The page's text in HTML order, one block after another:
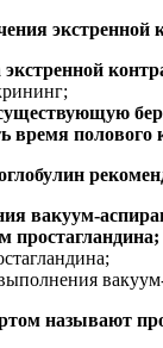
экстренной
время полового
вакуум-
простагландина;
называют